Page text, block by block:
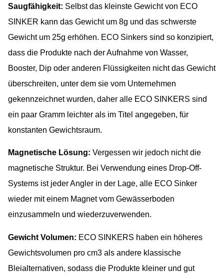
Saugfähigkeit: Selbst das kleinste Gewicht von ECO
SINKER kann das Gewicht um 8g und das schwerste
Gewicht um 25g erhöhen. ECO Sinkers sind so konzipiert,
dass die Produkte nach der Aufnahme von Wasser,
Booster, Dip oder anderen Flüssigkeiten nicht das Gewicht
überschreiten, unter dem sie vom Unternehmen
gekennzeichnet wurden, daher alle ECO SINKERS sind
ein paar Gramm leichter als im Titel angegeben, für
konstanten Gewichtsraum.
Magnetische Lösung: Vergessen wir jedoch nicht die
magnetische Struktur. Bei Verwendung eines Drop-Off-
Systems ist jeder Angler in der Lage, alle ECO Sinker
wieder mit einem Magnet vom Gewässerboden
einzusammeln und wiederzuverwenden.
Gewicht Volumen: ECO SINKERS haben ein höheres
Gewichtsvolumen pro cm3 als andere klassische
Bleialternativen, sodass die Produkte kleiner und gut